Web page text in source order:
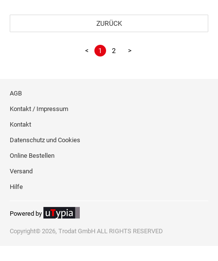
ZURÜCK
< 1 2 >
AGB
Kontakt / Impressum
Kontakt
Datenschutz und Cookies
Online Bestellen
Versand
Hilfe
Powered by
Copyright© 2026, Trodat GmbH ALL RIGHTS RESERVED